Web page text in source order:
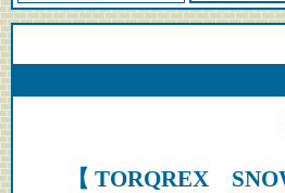
【 TORQREX